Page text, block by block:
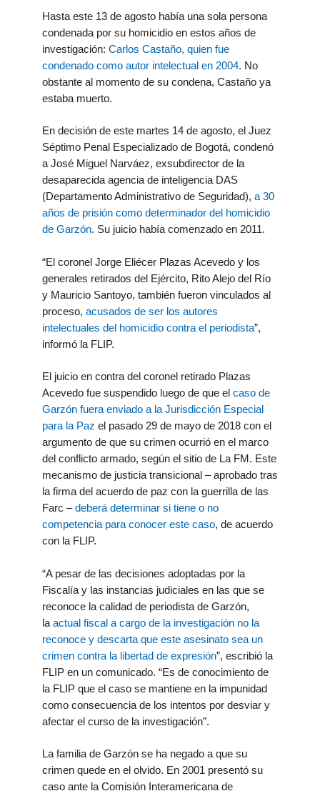
Hasta este 13 de agosto había una sola persona
condenada por su homicidio en estos años de
investigación: Carlos Castaño, quien fue
condenado como autor intelectual en 2004. No
obstante al momento de su condena, Castaño ya
estaba muerto.
En decisión de este martes 14 de agosto, el Juez
Séptimo Penal Especializado de Bogotá, condenó
a José Miguel Narváez, exsubdirector de la
desaparecida agencia de inteligencia DAS
(Departamento Administrativo de Seguridad), a 30
años de prisión como determinador del homicidio
de Garzón. Su juicio había comenzado en 2011.
“El coronel Jorge Eliécer Plazas Acevedo y los
generales retirados del Ejército, Rito Alejo del Río
y Mauricio Santoyo, también fueron vinculados al
proceso, acusados de ser los autores
intelectuales del homicidio contra el periodista”,
informó la FLIP.
El juicio en contra del coronel retirado Plazas
Acevedo fue suspendido luego de que el caso de
Garzón fuera enviado a la Jurisdicción Especial
para la Paz el pasado 29 de mayo de 2018 con el
argumento de que su crimen ocurrió en el marco
del conflicto armado, según el sitio de La FM. Este
mecanismo de justicia transicional – aprobado tras
la firma del acuerdo de paz con la guerrilla de las
Farc –deberá determinar si tiene o no
competencia para conocer este caso, de acuerdo
con la FLIP.
“A pesar de las decisiones adoptadas por la
Fiscalía y las instancias judiciales en las que se
reconoce la calidad de periodista de Garzón,
la actual fiscal a cargo de la investigación no la
reconoce y descarta que este asesinato sea un
crimen contra la libertad de expresión”, escribió la
FLIP en un comunicado. “Es de conocimiento de
la FLIP que el caso se mantiene en la impunidad
como consecuencia de los intentos por desviar y
afectar el curso de la investigación”.
La familia de Garzón se ha negado a que su
crimen quede en el olvido. En 2001 presentó su
caso ante la Comisión Interamericana de